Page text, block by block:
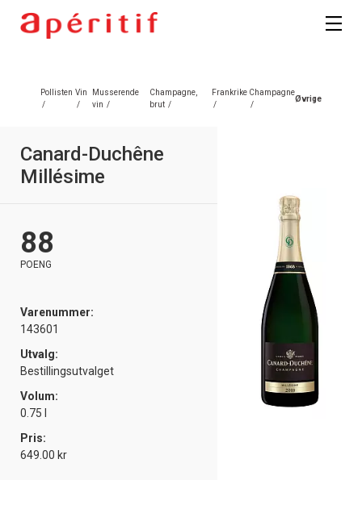
Pollisten
/
Vin
/
Musserende
vin /
Champagne,
brut /
Frankrike
/
Champagne
/
Øvrige
Canard-Duchêne
Millésime
88
POENG
Varenummer:
143601
Utvalg:
Bestillingsutvalget
Volum:
0.75 l
Pris:
649.00 kr